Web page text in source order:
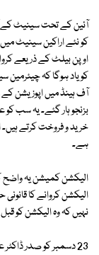
کو نئے اراکین سینیٹ
اوپن بیلٹ کے ذریعے
کو یاد ہوگا کہ
آف ہینڈ میں اپوزیشن
بزنجو ہار گئے۔ یہ سب
خرید و فروخت کرتے
ہے۔
الیکشن کروانے کا
نہیں کہ وہ الیکشن کو